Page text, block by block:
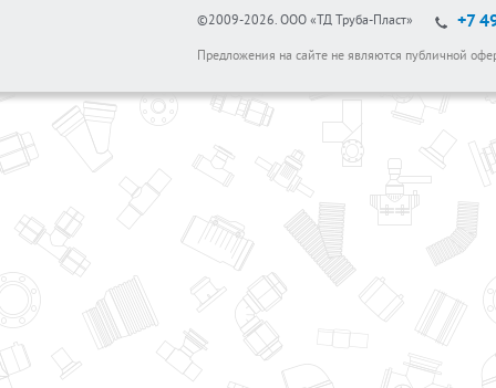
©2009-2026. ООО «ТД Труба-Пласт» +7
Предложения на сайте не являются публичной